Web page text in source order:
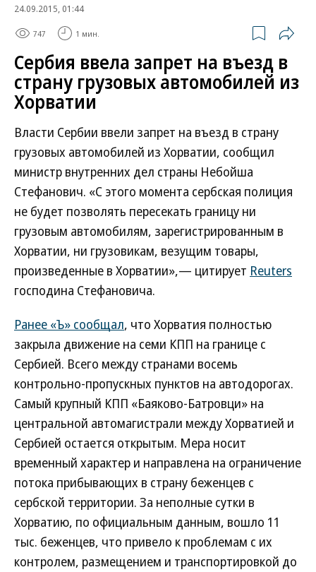
24.09.2015, 01:44
747 1 мин.
Сербия ввела запрет на въезд в
страну грузовых автомобилей из
Хорватии
Власти Сербии ввели запрет на въезд в страну
грузовых автомобилей из Хорватии, сообщил
министр внутренних дел страны Небойша
Стефанович. «С этого момента сербская полиция
не будет позволять пересекать границу ни
грузовым автомобилям, зарегистрированным в
Хорватии, ни грузовикам, везущим товары,
произведенные в Хорватии»,— цитирует Reuters
господина Стефановича.
Ранее «Ъ» сообщал, что Хорватия полностью
закрыла движение на семи КПП на границе с
Сербией. Всего между странами восемь
контрольно-пропускных пунктов на автодорогах.
Самый крупный КПП «Баяково-Батровци» на
центральной автомагистрали между Хорватией и
Сербией остается открытым. Мера носит
временный характер и направлена на ограничение
потока прибывающих в страну беженцев с
сербской территории. За неполные сутки в
Хорватию, по официальным данным, вошло 11
тыс. беженцев, что привело к проблемам с их
контролем, размещением и транспортировкой до